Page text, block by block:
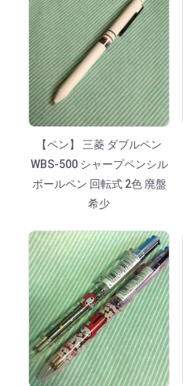
【ペン】 三菱 ダブルペン
WBS-500 シャープペンシル
ボールペン 回転式 2色 廃盤
希少